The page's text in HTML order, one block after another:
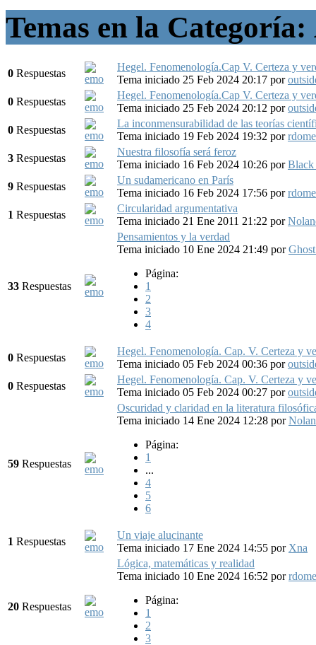
Temas en la
0 Respuestas
Hegel. Fenomenología.Cap V. Certeza y
Tema iniciado 25 Feb 2024 20:17 por
0 Respuestas
Hegel. Fenomenología.Cap V. Certeza y
Tema iniciado 25 Feb 2024 20:12 por
0 Respuestas
La inconmensurabilidad de las teorías
Tema iniciado 19 Feb 2024 19:32 por
3 Respuestas
Nuestra filosofía será feroz
Tema iniciado 16 Feb 2024 10:26 porBlack
9 Respuestas
Un sudamericano en París
Tema iniciado 16 Feb 2024 17:56 por
1 Respuestas
Circularidad argumentativa
Tema iniciado 21 Ene 2011 21:22 por
33 Respuestas
Pensamientos y la verdad
Tema iniciado 10 Ene 2024 21:49 por
Página:
1
2
3
4
0 Respuestas
Hegel. Fenomenología. Cap. V. Certeza y
Tema iniciado 05 Feb 2024 00:36 por
0 Respuestas
Hegel. Fenomenología. Cap. V. Certeza y
Tema iniciado 05 Feb 2024 00:27 por
59 Respuestas
Oscuridad y claridad en la literatura
Tema iniciado 14 Ene 2024 12:28 por
Página:
1
...
4
5
6
1 Respuestas
Un viaje alucinante
Tema iniciado 17 Ene 2024 14:55 por Xna
20 Respuestas
Lógica, matemáticas y realidad
Tema iniciado 10 Ene 2024 16:52 por
Página:
1
2
3